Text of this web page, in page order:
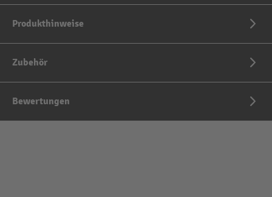
Produkthinweise
Zubehör
Bewertungen